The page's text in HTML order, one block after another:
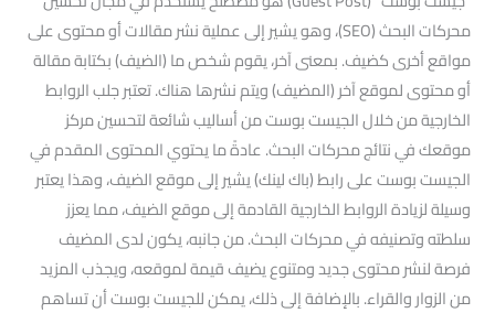
محركات البحث (SEO)، وهو يشير إلى عملية نشر مقالات أو محتوى على
مواقع أخرى كضيف. بمعنى آخر، يقوم شخص ما (الضيف) بكتابة مقالة
أو محتوى لموقع آخر (المضيف) ويتم نشرها هناك. تعتبر جلب الروابط
الخارجية من خلال الجيست بوست من أساليب شائعة لتحسين مركز
موقعك في نتائج محركات البحث. عادةً ما يحتوي المحتوى المقدم في
الجيست بوست على رابط (باك لينك) يشير إلى موقع الضيف، وهذا يعتبر
وسيلة لزيادة الروابط الخارجية القادمة إلى موقع الضيف، مما يعزز
سلطته وتصنيفه في محركات البحث. من جانبه، يكون لدى المضيف
فرصة لنشر محتوى جديد ومتنوع يضيف قيمة لموقعه، ويجذب المزيد
من الزوار والقراء. بالإضافة إلى ذلك، يمكن للجيست بوست أن تساهم